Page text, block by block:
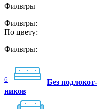
Фильтры
Фильтры:
По цвету:
Фильтры:
6
Без подлокот-
ников